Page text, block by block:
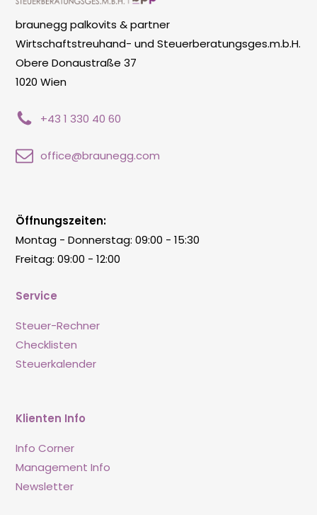
braunegg palkovits & partner
Wirtschaftstreuhand- und Steuerberatungsges.m.b.H.
Obere Donaustraße 37
1020 Wien
+43 1 330 40 60
office@braunegg.com
Service
Steuer-Rechner
Checklisten
Steuerkalender
Klienten Info
Info Corner
Management Info
Newsletter
Öffnungszeiten:
Montag - Donnerstag: 09:00 - 15:30
Freitag: 09:00 - 12:00